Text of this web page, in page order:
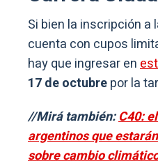
Si bien la inscripción a
cuenta con cupos
hay que ingresar en
17 de octubrepor la
//Mirá también:C40:
argentinos que
sobre cambio